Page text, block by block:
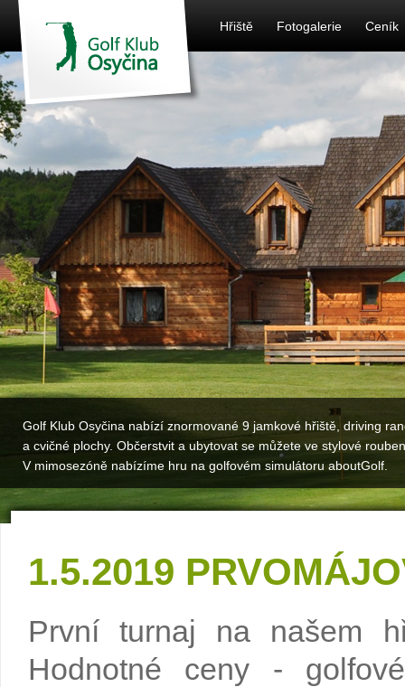
Hřiště Fotogalerie Ceník
Golf Klub Osyčina nabízí znormované 9 jamkové hřiště, driving
a cvičné plochy. Občerstvit a ubytovat se můžete ve stylové
V mimosezóně nabízíme hru na golfovém simulátoru aboutGolf.
1.5.2019
První turnaj na našem
Hodnotné ceny -